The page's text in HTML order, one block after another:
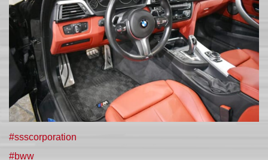
#ssscorporation
#bww